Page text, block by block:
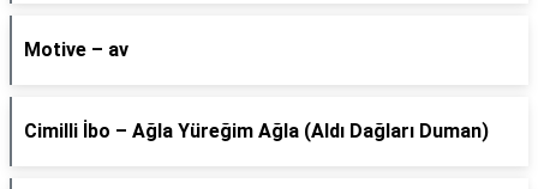
Motive – av
Cimilli İbo – Ağla Yüreğim Ağla (Aldı Dağları Duman)